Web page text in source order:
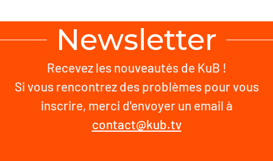
Newsletter
Recevez les nouveautés de KuB !
Si vous rencontrez des problèmes pour vous
inscrire, merci d'envoyer un email à
contact@kub.tv